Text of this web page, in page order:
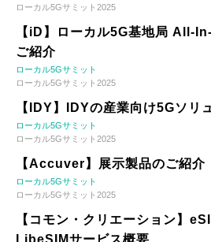
ローカル5Gサミット2025
【iD】ローカル5G基地局 All-
ご紹介
ローカル5Gサミット
ローカル5Gサミット2025
【IDY】IDYの産業向け5Gソリ
ローカル5Gサミット
ローカル5Gサミット2025
【Accuver】展示製品のご紹介
ローカル5Gサミット
ローカル5Gサミット2025
【コモン・クリエーション】